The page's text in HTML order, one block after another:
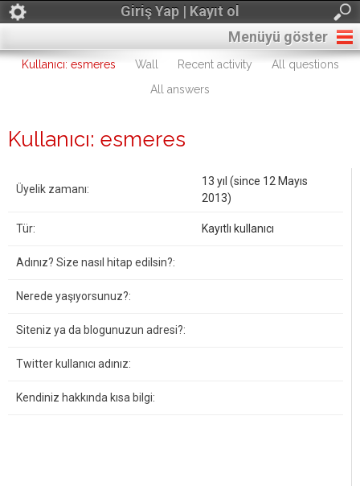
Giriş Yap | Kayıt ol
Menüyü göster
Kullanıcı: esmeres Wall Recent activity
All questions
All answers
Kullanıcı: esmeres
Üyelik zamanı:
13 yıl (since 12 Mayıs
2013)
Tür: Kayıtlı kullanıcı
Adınız? Size nasıl hitap edilsin?:
Nerede yaşıyorsunuz?:
Siteniz ya da blogunuzun adresi?:
Twitter kullanıcı adınız:
Kendiniz hakkında kısa bilgi: